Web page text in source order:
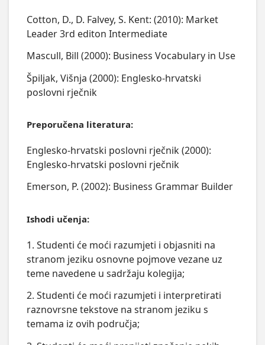
Cotton, D., D. Falvey, S. Kent: (2010): Market
Leader 3rd editon Intermediate
Mascull, Bill (2000): Business Vocabulary in Use
Špiljak, Višnja (2000): Englesko-hrvatski
poslovni rječnik
Preporučena literatura:
Englesko-hrvatski poslovni rječnik (2000):
Englesko-hrvatski poslovni rječnik
Emerson, P. (2002): Business Grammar Builder
Ishodi učenja:
1. Studenti će moći razumjeti i objasniti na
stranom jeziku osnovne pojmove vezane uz
teme navedene u sadržaju kolegija;
2. Studenti će moći razumjeti i interpretirati
raznovrsne tekstove na stranom jeziku s
temama iz ovih područja;